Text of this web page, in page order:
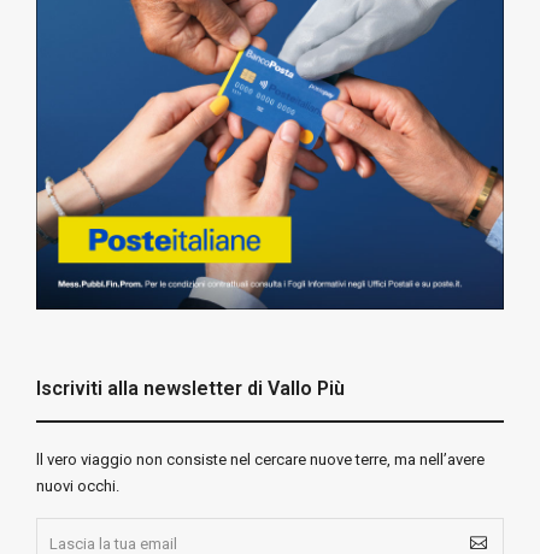
Iscriviti alla newsletter di Vallo Più
ll vero viaggio non consiste nel cercare nuove terre, ma nell’avere
nuovi occhi.